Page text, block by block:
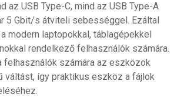
az USB Type-C, mind az USB Type-A
5 Gbit/s átviteli sebességgel. Ezáltal
modern laptopokkal, táblagépekkel
rendelkező felhasználók számára.
felhasználók számára az eszközök
váltást, így praktikus eszköz a fájlok